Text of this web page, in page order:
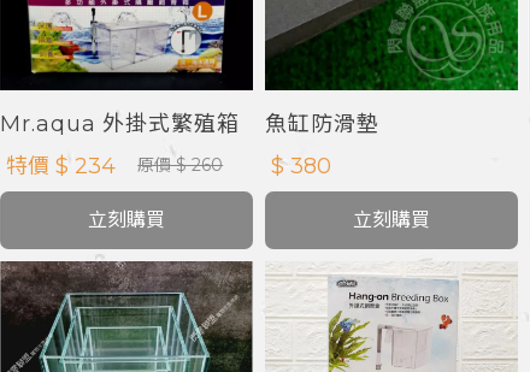
Mr.aqua 外掛式繁殖箱
原價 $ 260
特價 $ 234
立刻購買
魚缸防滑墊
$ 380
立刻購買